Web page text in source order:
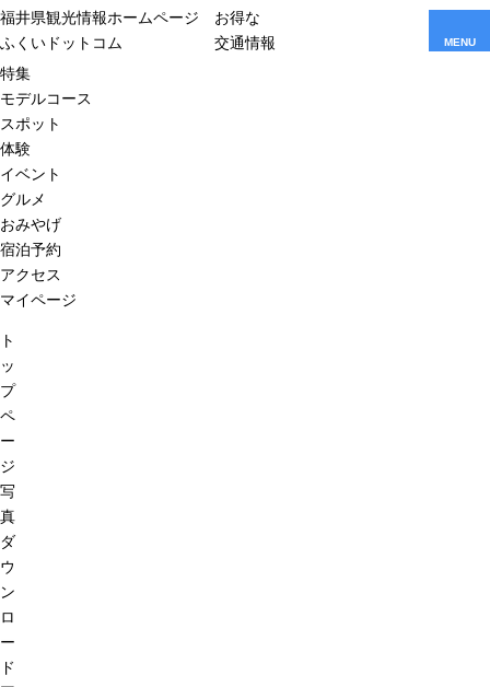
福井県観光情報ホームページ
ふくいドットコム
お得な
交通情報
MENU
特集
モデルコース
スポット
体験
イベント
グルメ
おみやげ
宿泊予約
アクセス
マイページ
ト
ッ
プ
ペ
ー
ジ
写
真
ダ
ウ
ン
ロ
ー
ド